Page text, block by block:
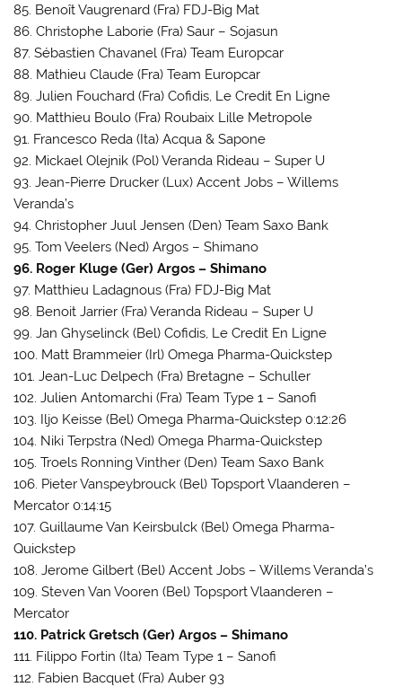
85. Benoît Vaugrenard (Fra) FDJ-Big Mat
86. Christophe Laborie (Fra) Saur – Sojasun
87. Sébastien Chavanel (Fra) Team Europcar
88. Mathieu Claude (Fra) Team Europcar
89. Julien Fouchard (Fra) Cofidis, Le Credit En Ligne
90. Matthieu Boulo (Fra) Roubaix Lille Metropole
91. Francesco Reda (Ita) Acqua & Sapone
92. Mickael Olejnik (Pol) Veranda Rideau – Super U
93. Jean-Pierre Drucker (Lux) Accent Jobs – Willems
Veranda’s
94. Christopher Juul Jensen (Den) Team Saxo Bank
95. Tom Veelers (Ned) Argos – Shimano
96. Roger Kluge (Ger) Argos – Shimano
97. Matthieu Ladagnous (Fra) FDJ-Big Mat
98. Benoit Jarrier (Fra) Veranda Rideau – Super U
99. Jan Ghyselinck (Bel) Cofidis, Le Credit En Ligne
100. Matt Brammeier (Irl) Omega Pharma-Quickstep
101. Jean-Luc Delpech (Fra) Bretagne – Schuller
102. Julien Antomarchi (Fra) Team Type 1 – Sanofi
103. Iljo Keisse (Bel) Omega Pharma-Quickstep 0:12:26
104. Niki Terpstra (Ned) Omega Pharma-Quickstep
105. Troels Ronning Vinther (Den) Team Saxo Bank
106. Pieter Vanspeybrouck (Bel) Topsport Vlaanderen –
Mercator 0:14:15
107. Guillaume Van Keirsbulck (Bel) Omega Pharma-
Quickstep
108. Jerome Gilbert (Bel) Accent Jobs – Willems Veranda’s
109. Steven Van Vooren (Bel) Topsport Vlaanderen –
Mercator
110. Patrick Gretsch (Ger) Argos – Shimano
111. Filippo Fortin (Ita) Team Type 1 – Sanofi
112. Fabien Bacquet (Fra) Auber 93